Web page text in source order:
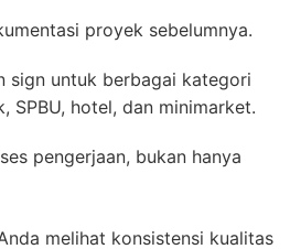
proyek sebelumnya.
sign untuk berbagai kategori
SPBU, hotel, dan minimarket.
pengerjaan, bukan hanya
melihat konsistensi kualitas